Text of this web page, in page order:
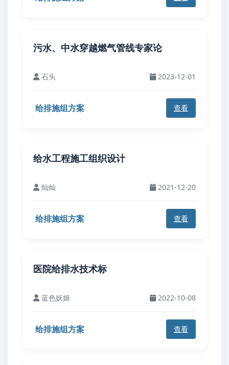
污水、中水穿越燃气管线专家论
石头 2023-12-01
给排施组方案 查看
给水工程施工组织设计
灿灿 2021-12-20
给排施组方案 查看
医院给排水技术标
蓝色妖姬 2022-10-08
给排施组方案 查看